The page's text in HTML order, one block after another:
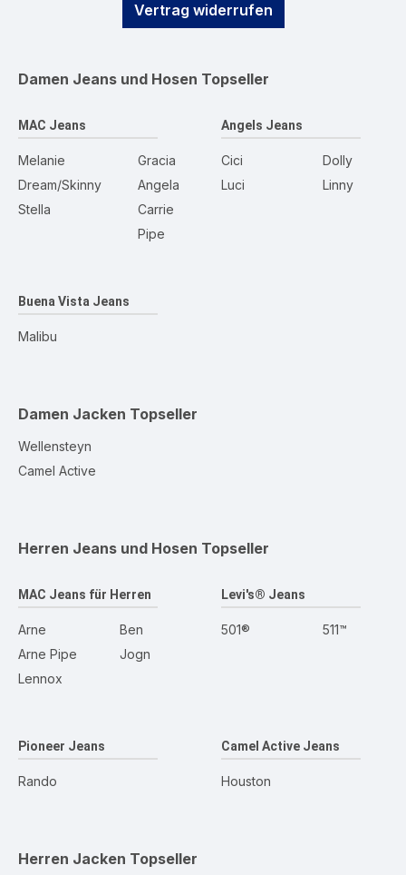
Vertrag widerrufen
Damen Jeans und Hosen Topseller
MAC Jeans
Melanie
Dream/Skinny
Stella
Gracia
Angela
Carrie
Pipe
Angels Jeans
Cici
Luci
Dolly
Linny
Buena Vista Jeans
Malibu
Damen Jacken Topseller
Wellensteyn
Camel Active
Herren Jeans und Hosen Topseller
MAC Jeans für Herren
Arne
Arne Pipe
Lennox
Ben
Jogn
Levi's® Jeans
501® 511™
Pioneer Jeans
Rando
Camel Active Jeans
Houston
Herren Jacken Topseller